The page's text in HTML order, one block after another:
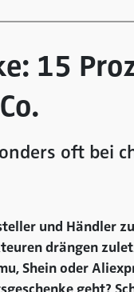
15
oft bei
und Händler
drängen
Shein oder